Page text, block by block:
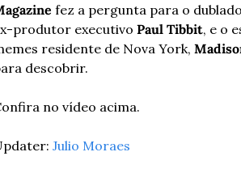
fez a pergunta para o
produtor executivo Paul Tibbit, e o
residente de Nova York,
descobrir.
no vídeo acima.
Julio Moraes